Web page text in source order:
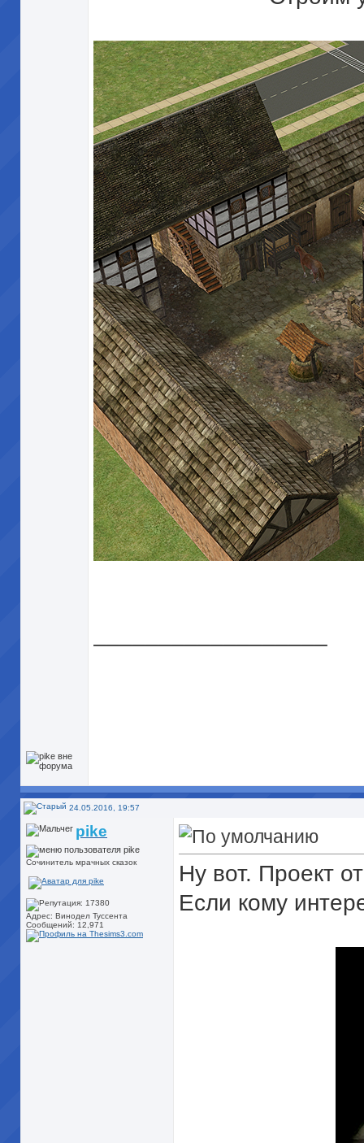
24.05.2016, 19:57
pike
Сочинитель мрачных сказок
Адрес: Винодел Туссента
Сообщений: 12,971
Ну вот. Проект
Если кому